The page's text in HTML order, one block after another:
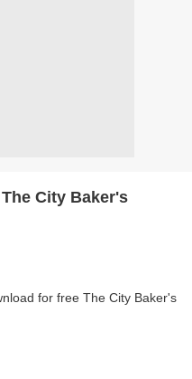
City Baker's